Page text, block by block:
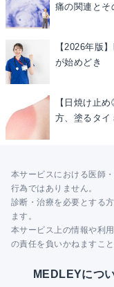
痛の関連とそ
【2026年版
が始めどき
【日焼け止
方、塗るタイ
本サービスにおける医師
行為ではありません。
診断・治療を必要とする
ます。
本サービス上の情報や利
の責任を負いかねますこ
MEDLEYにつ